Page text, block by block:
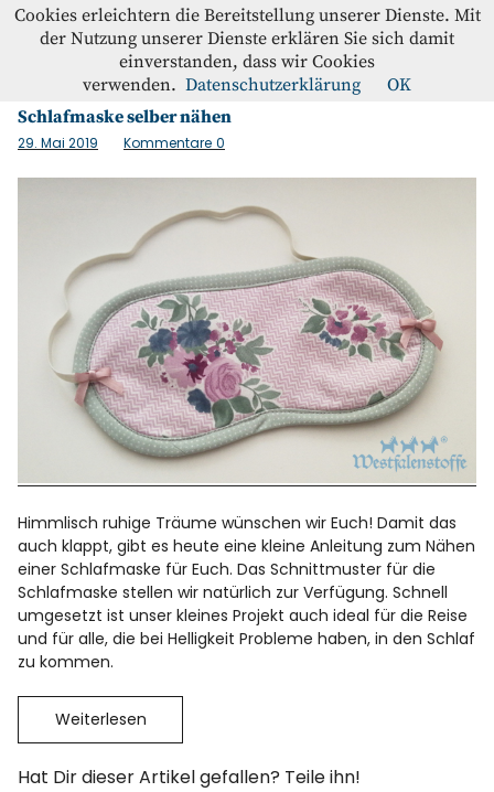
Westfalenstoffe-Blog
Home
InstagramFacebook
Schlagwort:Schlafbrille
Schlafmaske selber nähen
29. Mai 2019 Kommentare 0
Himmlisch ruhige Träume wünschen wir Euch! Damit das
auch klappt, gibt es heute eine kleine Anleitung zum Nähen
einer Schlafmaske für Euch. Das Schnittmuster für die
Schlafmaske stellen wir natürlich zur Verfügung. Schnell
umgesetzt ist unser kleines Projekt auch ideal für die Reise
und für alle, die bei Helligkeit Probleme haben, in den Schlaf
zu kommen.
Weiterlesen
Hat Dir dieser Artikel gefallen? Teile ihn!
Cookies erleichtern die Bereitstellung unserer Dienste. Mit
der Nutzung unserer Dienste erklären Sie sich damit
einverstanden, dass wir Cookies
verwenden. Datenschutzerklärung OK